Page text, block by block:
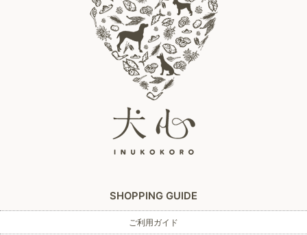
SHOPPING GUIDE
ご利用ガイド